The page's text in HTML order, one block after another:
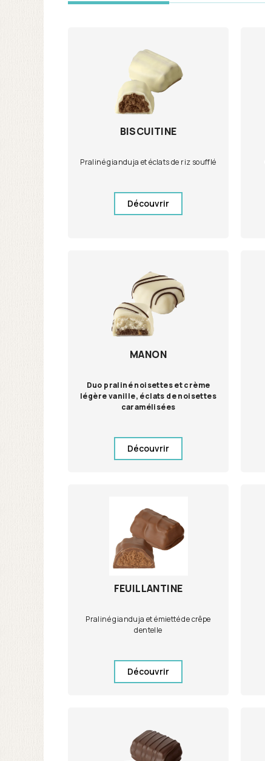
BISCUITINE
Praliné gianduja et éclats de riz soufflé
Découvrir
MANON
Duo praliné noisettes et crème
légère vanille, éclats de noisettes
caramélisées
Découvrir
FEUILLANTINE
Praliné gianduja et émietté de crêpe
dentelle
Découvrir